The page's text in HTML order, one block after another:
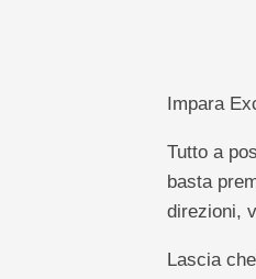
Impara
Tutto a
basta
direzioni,
Lascia